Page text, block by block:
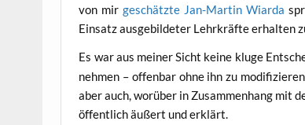
von mirgeschätz­te Jan-Mar­tin Wiar­da
Ein­satz aus­ge­bil­de­ter Lehr­kräf­te erhal­ten
Es war aus mei­ner Sicht kei­ne klu­ge
neh­men – offen­bar ohne ihn zu
aber auch, wor­über in Zusam­men­hang mit
öffent­lich äußert und erklärt.